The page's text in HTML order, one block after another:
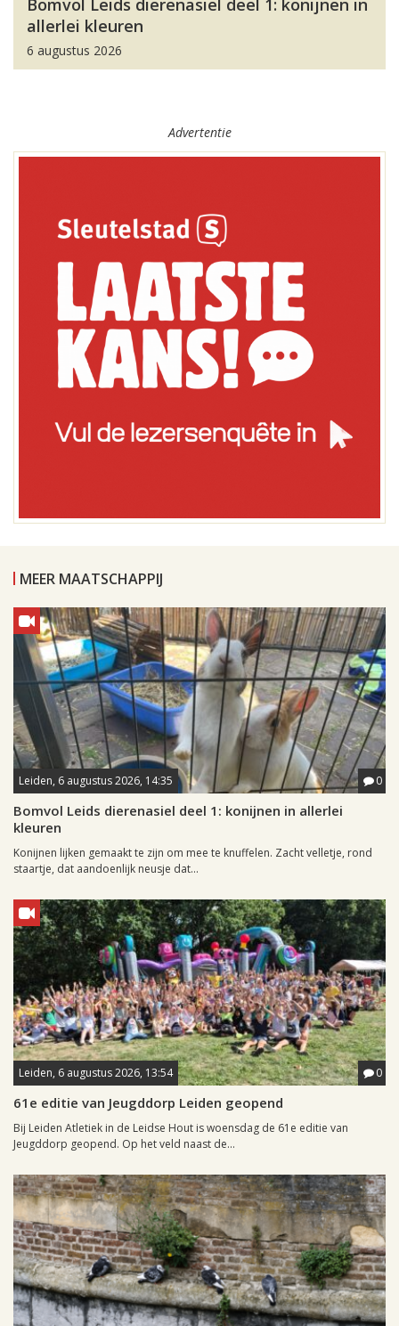
Bomvol Leids dierenasiel deel 1: konijnen in
allerlei kleuren
6 augustus 2026
Advertentie
MEER MAATSCHAPPIJ
Leiden, 6 augustus 2026, 14:35 0
Bomvol Leids dierenasiel deel 1: konijnen in allerlei
kleuren
Konijnen lijken gemaakt te zijn om mee te knuffelen. Zacht velletje, rond
staartje, dat aandoenlijk neusje dat...
Leiden, 6 augustus 2026, 13:54 0
61e editie van Jeugddorp Leiden geopend
Bij Leiden Atletiek in de Leidse Hout is woensdag de 61e editie van
Jeugddorp geopend. Op het veld naast de...